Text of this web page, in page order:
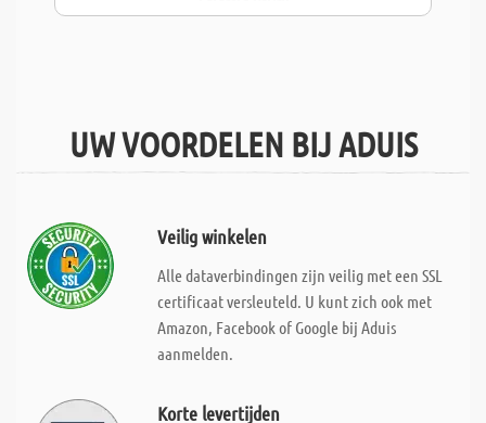
UW VOORDELEN BIJ ADUIS
Veilig winkelen
Alle dataverbindingen zijn veilig met een SSL
certificaat versleuteld. U kunt zich ook met
Amazon, Facebook of Google bij Aduis
aanmelden.
Korte levertijden